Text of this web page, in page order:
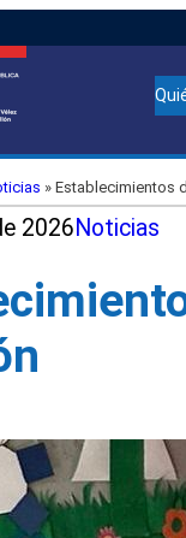
» Establecimientos
2026Noticias